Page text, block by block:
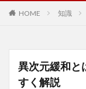
HOME 知識
異次元緩和
すく解説